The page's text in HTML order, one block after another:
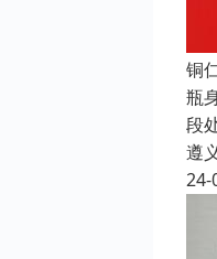
铜
瓶
段
遵
24-